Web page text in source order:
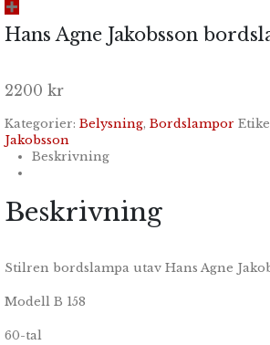
Hans Agne Jakobsson
2200 kr
Kategorier: Belysning, Bordslampor
Jakobsson
Beskrivning
Beskrivning
Stilren bordslampa utav Hans Agne
Modell B 158
60-tal